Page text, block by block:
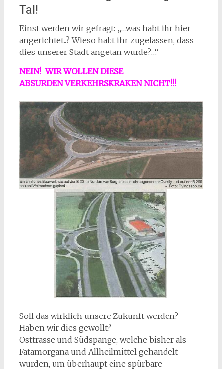
Tal!
Einst werden wir gefragt: „…was habt ihr hier
angerichtet..? Wieso habt ihr zugelassen, dass
dies unserer Stadt angetan wurde?…“
NEIN! WIR WOLLEN DIESE
ABSURDEN VERKEHRSKRAKEN NICHT!!!
Soll das wirklich unsere Zukunft werden?
Haben wir dies gewollt?
Osttrasse und Südspange, welche bisher als
Fatamorgana und Allheilmittel gehandelt
wurden, um überhaupt eine spürbare